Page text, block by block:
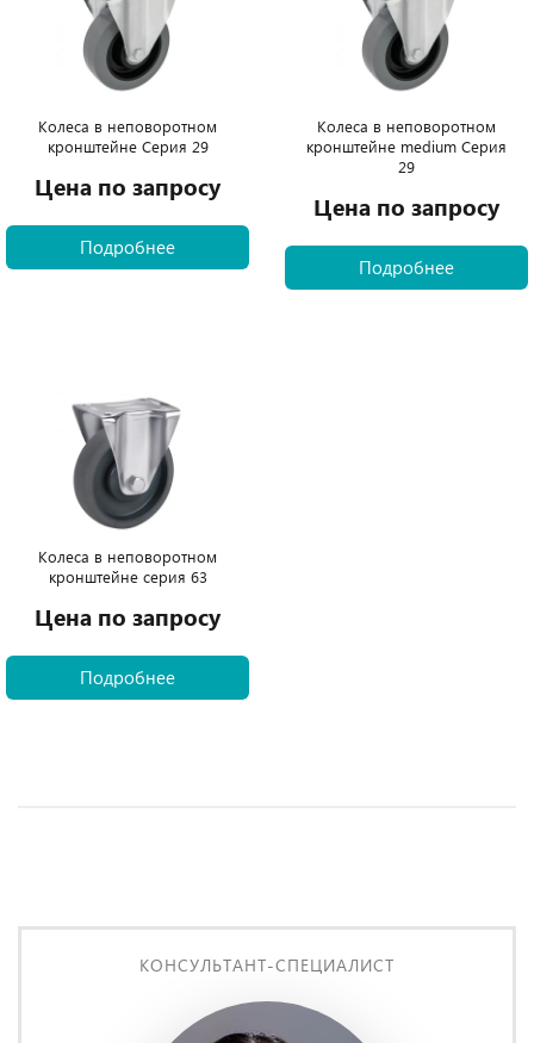
Колеса в неповоротном
кронштейне Серия 29
Цена по запросу
Подробнее
Колеса в неповоротном
кронштейне medium Серия
29
Цена по запросу
Подробнее
Колеса в неповоротном
кронштейне серия 63
Цена по запросу
Подробнее
КОНСУЛЬТАНТ-СПЕЦИАЛИСТ